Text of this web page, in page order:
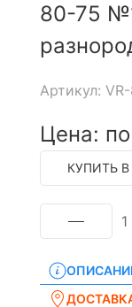
80-75
Артикул:
Цена:
КУПИТЬ
1